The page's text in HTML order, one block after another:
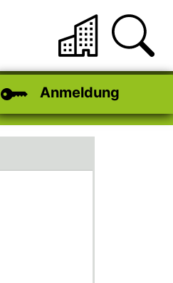
Anmeldung